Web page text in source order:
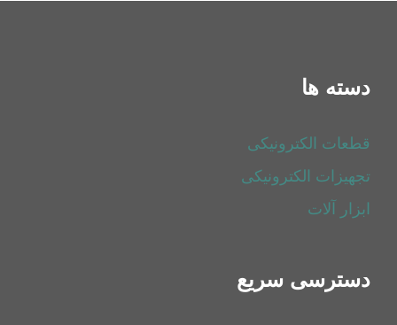
دسته ها
قطعات الکترونیکی
تجهیزات الکترونیکی
ابزار آلات
دسترسی سریع